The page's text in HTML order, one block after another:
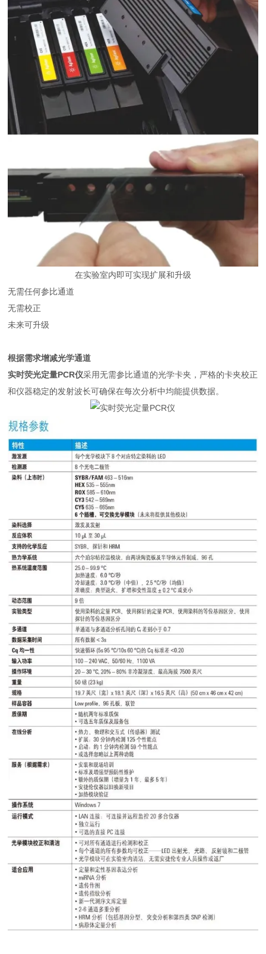
在实验室内即可实现扩展和升级
无需任何参比通道
无需校正
未来可升级
根据需求增减光学通道
实时荧光定量PCR仪采用无需参比通道的光学卡夹，严格的卡夹校正
和仪器稳定的发射波长可确保在每次分析中均能提供数据。